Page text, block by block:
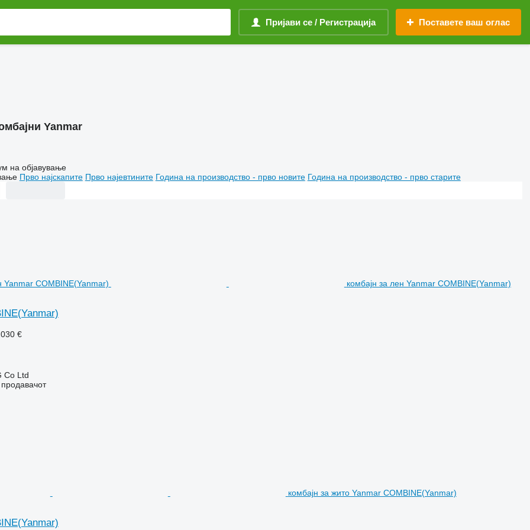
Пријави се / Регистрација Поставете ваш оглас
Yanmar
на објавување
Прво најскапите Прво најевтините Година на производство - прво новите Година на производство - прво старите
комбајн за лен Yanmar COMBINE(Yanmar)
€
Co Ltd
продавачот
комбајн за жито Yanmar COMBINE(Yanmar)